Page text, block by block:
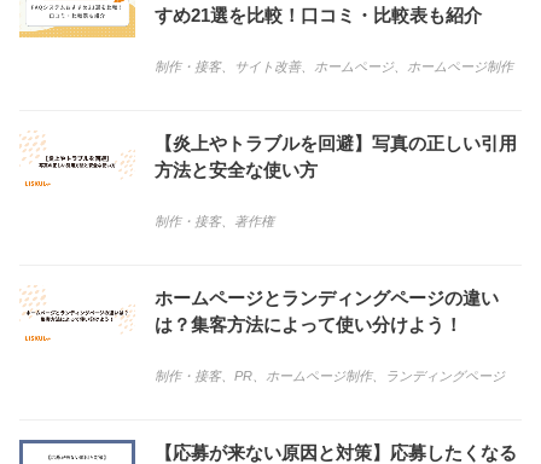
すめ21選を比較！口コミ・比較表も紹介
制作・接客、 サイト改善、 ホームページ、 ホームページ制作
【炎上やトラブルを回避】写真の正しい引用
方法と安全な使い方
制作・接客、 著作権
ホームページとランディングページの違い
は？集客方法によって使い分けよう！
制作・接客、 PR ホームページ制作、 ランディングページ
【応募が来ない原因と対策】応募したくなる